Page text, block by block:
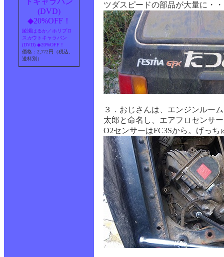
綾瀬はるか／ホリプロ
スカウトキャラバン
(DVD) ◆20%OFF！
価格：2,772円（税込、
送料別）
ツダスピードの部品が大量に・
３．おじさんは、エンジンルー
太郎と命名し、エアフロセンサ
O2センサーはFC3Sから。げっち